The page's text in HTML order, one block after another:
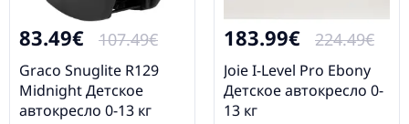
83.49€ 107.49€
Graco Snuglite R129
Midnight Детское
автокресло 0-13 кг
183.99€ 224.49€
Joie I-Level Pro Ebony
Детское автокресло 0-
13 кг